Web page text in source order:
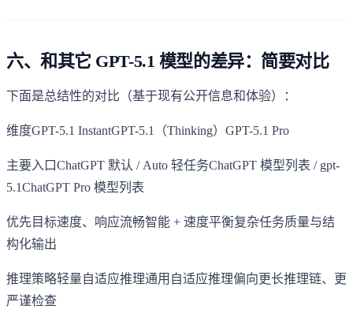
六、和其它 GPT-5.1 模型的差异：简要对比
下面是总结性的对比（基于现有公开信息和体验）：
维度GPT-5.1 InstantGPT-5.1（Thinking）GPT-5.1 Pro
主要入口ChatGPT 默认 / Auto 轻任务ChatGPT 模型列表 / gpt-
5.1ChatGPT Pro 模型列表
优先目标速度、响应流畅智能 + 速度平衡复杂任务质量与结
构化输出
推理策略轻量自适应推理通用自适应推理偏向更长推理链、更
严谨检查